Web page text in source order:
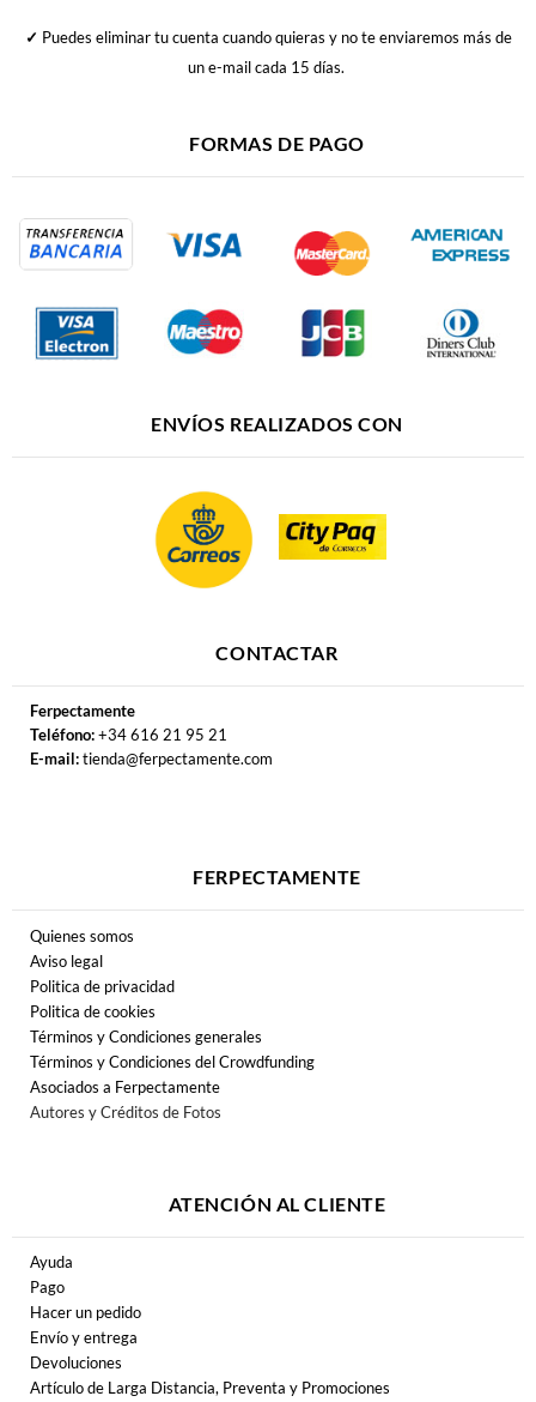
✓ Puedes eliminar tu cuenta cuando quieras y no te enviaremos más de
un e-mail cada 15 días.
FORMAS DE PAGO
ENVÍOS REALIZADOS CON
CONTACTAR
Ferpectamente
Teléfono:+34 616 21 95 21
E-mail:tienda@ferpectamente.com
FERPECTAMENTE
Quienes somos
Aviso legal
Politica de privacidad
Politica de cookies
Términos y Condiciones generales
Términos y Condiciones del Crowdfunding
Asociados a Ferpectamente
Autores y Créditos de Fotos
ATENCIÓN AL CLIENTE
Ayuda
Pago
Hacer un pedido
Envío y entrega
Devoluciones
Artículo de Larga Distancia, Preventa y Promociones